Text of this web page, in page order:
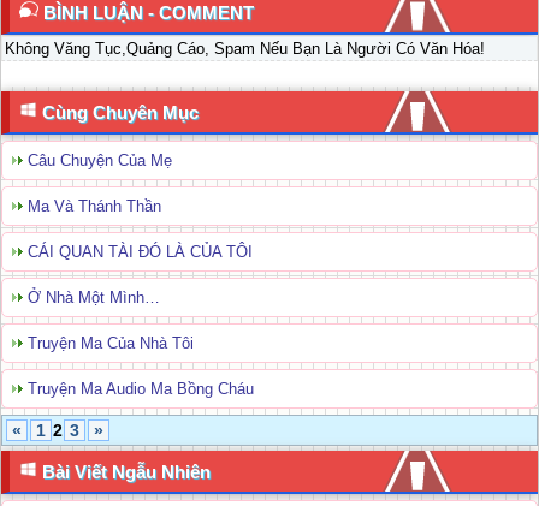
BÌNH LUẬN - COMMENT
Không Văng Tục,Quảng Cáo, Spam Nếu Bạn Là Người Có Văn Hóa!
Cùng Chuyên Mục
Câu Chuyện Của Mẹ
Ma Và Thánh Thần
CÁI QUAN TÀI ĐÓ LÀ CỦA TÔI
Ở Nhà Một Mình…
Truyện Ma Của Nhà Tôi
Truyện Ma Audio Ma Bồng Cháu
« 1 2 3 »
Bài Viết Ngẫu Nhiên